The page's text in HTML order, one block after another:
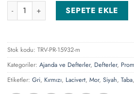
Beykoz-MR Mor Tarihsiz Defter adet
SEPETE EKLE
Stok kodu: TRV-PR-15932-m
Kategoriler: Ajanda ve Defterler, Defterler,
Etiketler: Gri, Kırmızı, Lacivert, Mor, Siyah, Taba,